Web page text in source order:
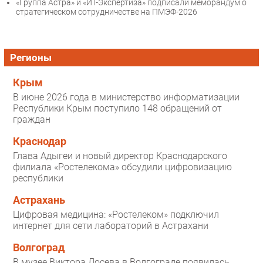
«Группа Астра» и «ИТ-Экспертиза» подписали меморандум о
стратегическом сотрудничестве на ПМЭФ-2026
Регионы
Крым
В июне 2026 года в министерство информатизации
Республики Крым поступило 148 обращений от
граждан
Краснодар
Глава Адыгеи и новый директор Краснодарского
филиала «Ростелекома» обсудили цифровизацию
республики
Астрахань
Цифровая медицина: «Ростелеком» подключил
интернет для сети лабораторий в Астрахани
Волгоград